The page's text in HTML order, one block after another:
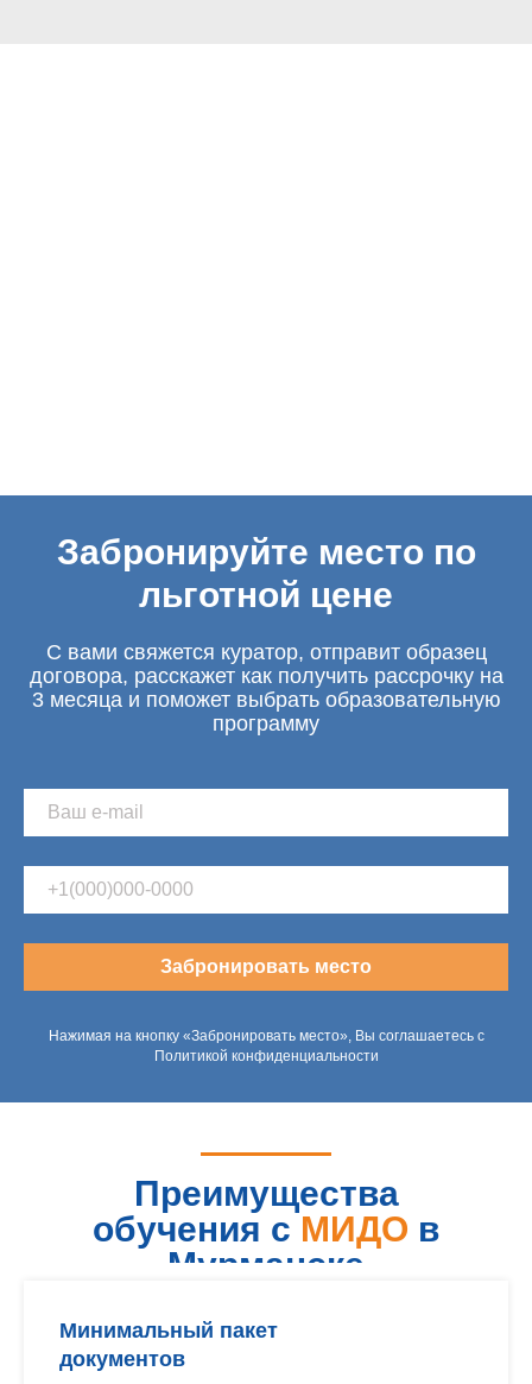
Забронируйте место по
льготной цене
С вами свяжется куратор, отправит образец
договора, расскажет как получить рассрочку на
3 месяца и поможет выбрать образовательную
программу
Забронировать место
Нажимая на кнопку «Забронировать место», Вы соглашаетесь с
Политикой конфиденциальности
Преимущества
обучения с МИДО в
Мурманске
Минимальный пакет
документов